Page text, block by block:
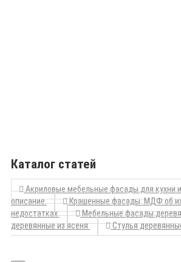
Каталог статей
Акриловые мебельные фасады для кухни
описание
Крашенные фасады МДФ об
недостатках
Мебельные фасады
деревянные из ясеня
Стулья